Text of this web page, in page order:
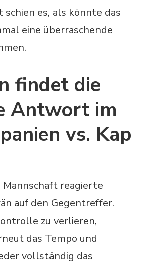
schien es, als könnte das
eine überraschende
findet die
Antwort im
vs. Kap
Mannschaft reagierte
auf den Gegentreffer.
zu verlieren,
das Tempo und
vollständig das